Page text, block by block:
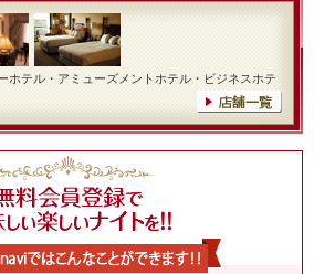
ホテル・アミューズメントホテル・ビジネスホテ